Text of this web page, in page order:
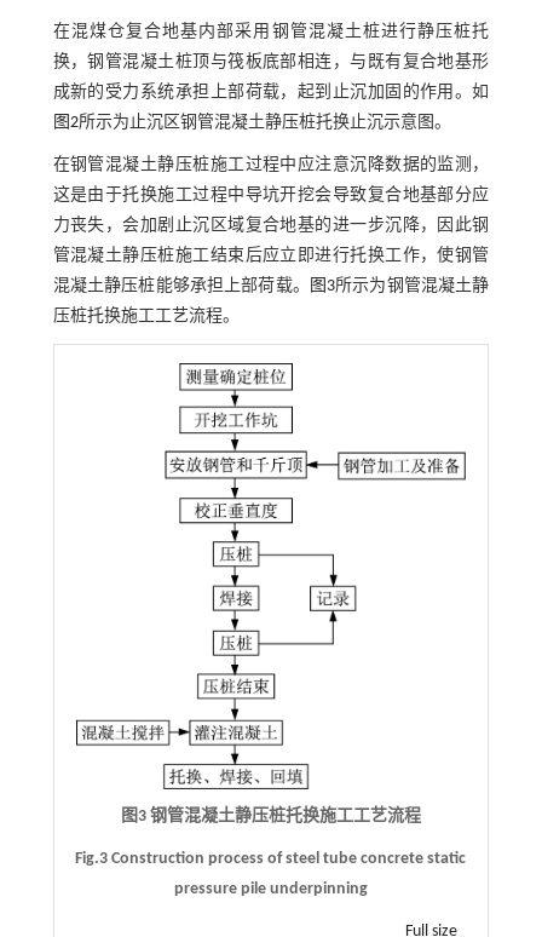
在混煤仓复合地基内部采用钢管混凝土桩进行静压桩托
换，钢管混凝土桩顶与筏板底部相连，与既有复合地基形
成新的受力系统承担上部荷载，起到止沉加固的作用。如
图2所示为止沉区钢管混凝土静压桩托换止沉示意图。
在钢管混凝土静压桩施工过程中应注意沉降数据的监测，
这是由于托换施工过程中导坑开挖会导致复合地基部分应
力丧失，会加剧止沉区域复合地基的进一步沉降，因此钢
管混凝土静压桩施工结束后应立即进行托换工作，使钢管
混凝土静压桩能够承担上部荷载。
图3所示为钢管混凝土静
压桩托换施工工艺流程。
图3 钢管混凝土静压桩托换施工工艺流程
Fig.3 Construction process of steel tube concrete static
pressure pile underpinning
Full size